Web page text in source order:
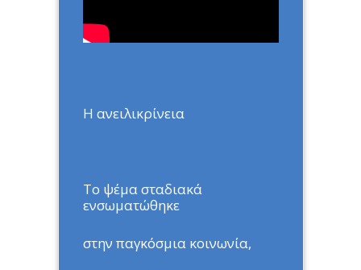
Η ανειλικρίνεια
Το ψέμα σταδιακά
ενσωματώθηκε
στην παγκόσμια κοινωνία,